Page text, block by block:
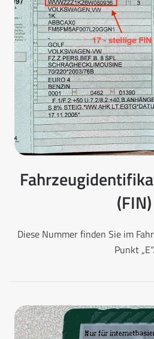
(FIN)
Diese Nummer finden Sie im
Punkt „E“.